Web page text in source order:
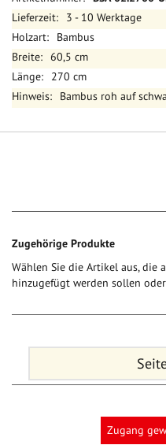
Informationen3 - 10 Werktage
Bambus
60,5 cm
270 cm
Bambus roh auf
Zugehörige Produkte
Wählen Sie die Artikel aus, die
hinzugefügt werden sollen oder
Zugang